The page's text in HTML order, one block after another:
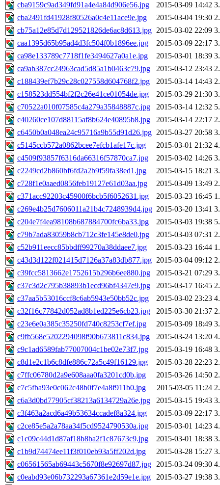
cba9159c9ad349fd91a4e4a84d906e56.jpg
2015-03-09 14:42
cba2491fd41928f80526a0c4e11ace9e.jpg
2015-03-04 19:30
cb75a12e85d7d129521826de6ac8d613.jpg 2015-03-02 22:09
caa1395d65b95ad4d3fc504f0b1896ee.jpg
2015-03-09 22:17
ca98e133789c7718f1fe3494627a0a1e.jpg
2015-03-01 18:39
ca9ab387cc24963cad5d85a1b0463c79.jpg
2015-03-12 23:43
c188439ef7b29c28c027558d604768f2.jpg
2015-03-14 14:43
c158523dd554bf2f2c26e41ce01054de.jpg
2015-03-29 21:30
c70522a010f07585c4a279a35848887c.jpg
2015-03-14 12:32
c40260ce107d88115af8b624e40895b8.jpg
2015-03-14 22:17
c6450b0a048ea24c95716a9b55d91d26.jpg 2015-03-27 20:58
c5145ccb572a0862bcee7efcb1afe17c.jpg
2015-03-01 21:32
c4509f93857f6316da66316f57870ca7.jpg
2015-03-02 14:26
c2249cd2b860bf6fd2a2b9f59fa38ed1.jpg
2015-03-15 18:21
c728f1e0aaed0856feb19127e61d03aa.jpg
2015-03-09 13:49
c371acc92203c45900f6bcb5f6052631.jpg
2015-03-23 16:45
c269e4b25d7606011a21b4c7248939d4.jpg 2015-03-20 13:41
c204e7f4ea98108b687884700fc6ba33.jpg
2015-03-03 19:38
c79b7ada83059b8cb712c3fe145e8de0.jpg
2015-03-03 07:31
c52b911eecc85bbdff99270a38ddaee7.jpg
2015-03-23 16:44
c43d3d122f021415d7126a37a83db877.jpg 2015-03-04 09:12
c39fcc5813662e1752615b296b6ee880.jpg
2015-03-21 07:29
c37c3d2c795b38893b1ecd96bf4347e9.jpg
2015-03-17 16:45
c37aa5b53016ccf8c6ab5943e50bb52c.jpg
2015-03-02 23:23
c32f16c77842d052ad8b1ed225e6cb23.jpg
2015-03-30 21:37
c23e6e0a385c35250fd740c8253cf7ef.jpg
2015-03-09 18:49
c9fb568e5202294098f90b673811c834.jpg
2015-03-24 13:20
c9c1ad6589fab77007004c1be02e73f7.jpg
2015-03-19 16:48
c8d1e2c1b6c8dfe886c72a5c49f16129.jpg
2015-03-28 22:23
c7ffc06780d2a9e608aaa0fa3201cd0b.jpg
2015-03-26 14:50
c7c5fba93e0c062c48b0f7e4a8f911b0.jpg
2015-03-05 11:24
c6a3d0bd77905cf38213a6134729a26e.jpg
2015-03-15 19:43
c3f463a2acd6a49b53634ccadef8a324.jpg
2015-03-09 22:17
c2ce85e5a2a78aa34f5cd9524790530a.jpg
2015-03-01 14:23
c1c09c44d1d87af18b8ba2f1c87673c9.jpg
2015-03-01 18:38
c1b9d74474ee11f3f010eb93a5ff202d.jpg
2015-03-28 15:27
c06561565ab69443c5670f8e92697d87.jpg 2015-03-24 09:30
c0eabd93e06b732293a67361e2d59e1e.jpg
2015-03-27 19:38